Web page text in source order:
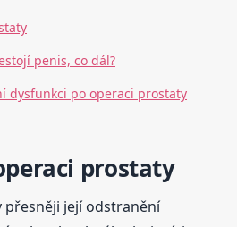
penis, co dál?
dysfunkci po operaci prostaty
prostaty
přesněji její odstranění